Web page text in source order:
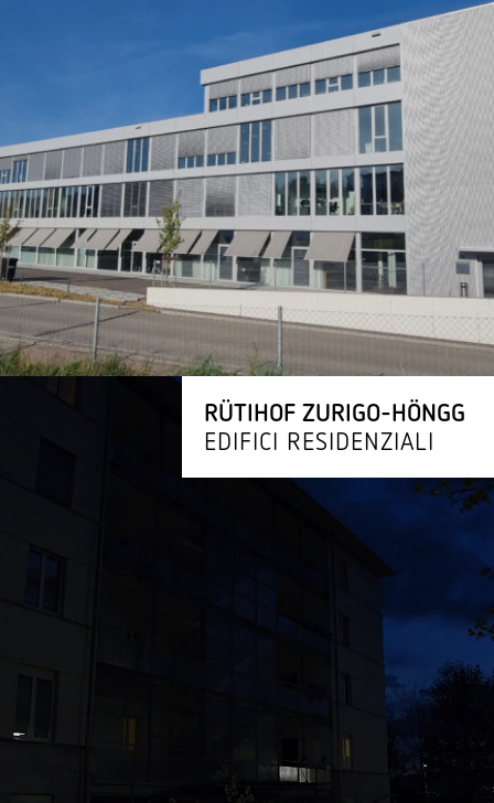
RÜTIHOF ZURIGO-HÖNGG
EDIFICI RESIDENZIALI